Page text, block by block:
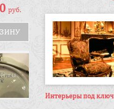
руб.
Интерьеры под ключ